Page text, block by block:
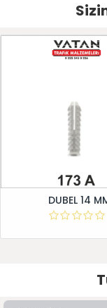
DUBEL 14